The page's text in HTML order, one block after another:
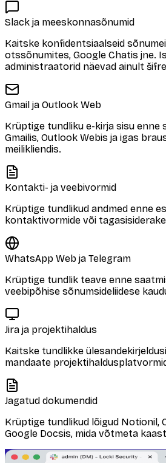
Slack ja meeskonnasõnumid
Kaitske konfidentsiaalseid
otssõnumites, Google Chatis jne.
administraatorid näevad ainult
Gmail ja Outlook Web
Krüptige tundliku e-kirja sisu enne
Gmailis, Outlook Webis ja igas
meilikliendis.
Kontakti- ja veebivormid
Krüptige tundlikud andmed enne
kontaktivormide või
WhatsApp Web ja Telegram
Krüptige tundlik teave enne
veebipõhise sõnumsideliidese
Jira ja projektihaldus
Kaitske tundlikke
mandaate
Jagatud dokumendid
Krüptige tundlikud lõigud Notionil,
Google Docsis, mida võtmeta